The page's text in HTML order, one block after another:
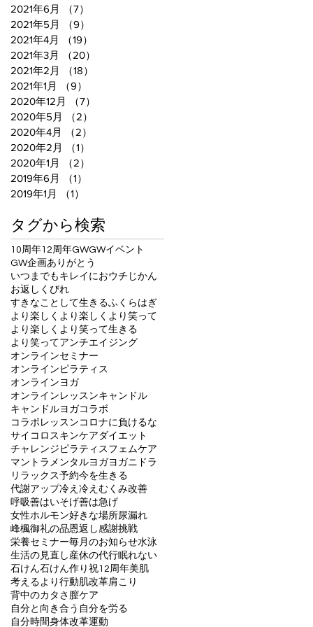
2021年6月 （7）
2021年5月
（9）
2021年4月
（19）
2021年3月
（20）
2021年2月
（18）
2021年1月
（9）
2020年12月
（7）
2020年5月
（2）
2020年4月
（2）
2020年2月
（1）
2020年1月
（2）
2019年6月
（1）
2019年1月
（1）
タグから検索
10周年12周年GWGWイベント
GW企画ありがとう
いつまでもキレイに おウチじかん
お返し くびれ
すきなことして生きるふくらはぎ
より楽しく より楽しくより笑って
より楽しくより笑って生きる
より笑ってアンチエイジング
オンラインセミナー
オンラインピラティス
オンラインヨガ
オンラインレッスンキャンドル
キャンドルヨガコラボ
コラボレッスン コロナに負けるな
サイコロ スキンケア ダイエット
チャレンジ ピラティス フェムケア
マントラ メンタルヨガヨガニドラ
リラックス予約今を生きる
代謝アップ冷え 冷えむくみ改善
呼吸善はいそげ善は急げ
女性ホルモン好きな場所尿漏れ
峰楓御礼の品恩返し感謝挑戦
栄養セミナー毎月のお知らせ水泳
生活の見直し 産休の代行眠れない
石けん石けん作り 祝12周年美肌
考えるより行動 肌改革肩こり
背中のカタさ 膣ケア
自分と向き合う 自分を労る
自分時間身体改革運動